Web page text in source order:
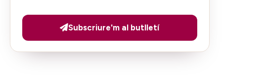
Subscriure'm al butlletí